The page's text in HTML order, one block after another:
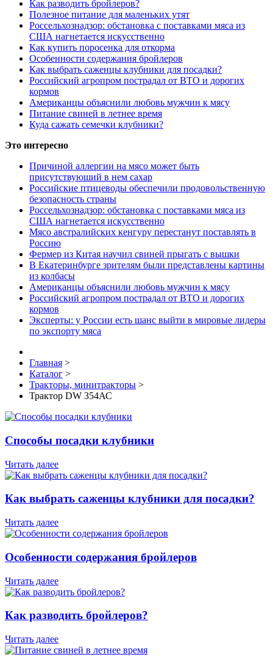
Как разводить бройлеров?
Полезное питание для маленьких утят
Россельхознадзор: обстановка с поставками мяса из
США нагнетается искусственно
Как купить поросенка для откорма
Особенности содержания бройлеров
Как выбрать саженцы клубники для посадки?
Российский агропром пострадал от ВТО и дорогих
кормов
Американцы объяснили любовь мужчин к мясу
Питание свиней в летнее время
Куда сажать семечки клубники?
Это интересно
Причиной аллергии на мясо может быть
присутствуюший в нем сахар
Российские птицеводы обеспечили продовольственную
безопасность страны
Россельхознадзор: обстановка с поставками мяса из
США нагнетается искусственно
Мясо австралийских кенгуру перестанут поставлять в
Россию
Фермер из Китая научил свиней прыгать с вышки
В Екатеринбурге зрителям были представлены картины
из колбасы
Американцы объяснили любовь мужчин к мясу
Российский агропром пострадал от ВТО и дорогих
кормов
Эксперты: у России есть шанс выйти в мировые лидеры
по экспорту мяса
Главная >
Каталог >
Тракторы, минитракторы >
Трактор DW 354АС
Способы посадки клубники
Читать далее
Как выбрать саженцы клубники для посадки?
Читать далее
Особенности содержания бройлеров
Читать далее
Как разводить бройлеров?
Читать далее